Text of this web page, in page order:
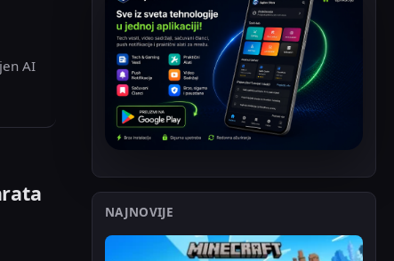
AI
NAJNOVIJE